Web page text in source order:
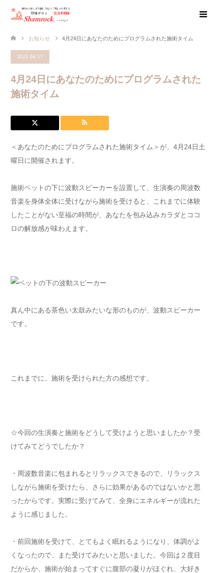
お知らせ 4月24日にあなたのためにプログラムされた施術タイム
2021.04.17
4月24日にあなたのためにプログラムされた
施術タイム
＜あなたのためにプログラムされた施術タイム＞が、4月24日土
曜日に開催されます。
施術ベットの下に波動スピーカーを設置して、生演奏の周波数
音楽を身体全体に受けながら施術を受けると、これまでに体験
したことがない至福の時間が、あなたを包み込みカラダとココ
ロの解放感が味わえます。
真ん中にある茶色い太鼓みたいな形のものが、波動スピーカー
です。
これまでに、施術を受けられた方の感想です。
☆今回の生演奏と施術をどうして受けようと思いましたか？受
けてみてどうでしたか？
・周波数音楽に包まれるとリラックスできるので、リラックス
しながら施術を受けたら、さらに効果があるのではないかと思
ったからです。実際に受けてみて、全身にエネルギーが流れた
ように感じました。
・前回施術を受けて、とてもよく眠れるようになり、体調がよ
くなったので、また受けてみたいと思いました。今回は２度目
だからか、施術が始まってすぐに腹部の凝りがほぐれ、大好き